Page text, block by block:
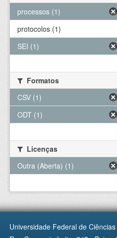
processos (1)
protocolos (1)
SEI (1)
Formatos
CSV (1)
ODT (1)
Licenças
Outra (Aberta) (1)
Universidade Federal de